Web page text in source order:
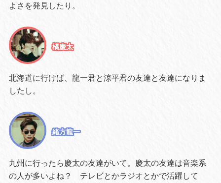
よさを発見したり。
橘慶太
北海道に行けば、龍一君と涼平君の友達と友達になりま
したし。
緒方龍一
九州に行ったら慶太の友達がいて。慶太の友達は音楽系
の人が多いよね？ テレビとかラジオとかで活躍して